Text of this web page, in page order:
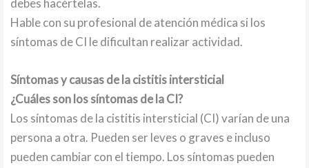
debes hacértelas.
Hable con su profesional de atención médica si los
síntomas de CI le dificultan realizar actividad.
Síntomas y causas de la cistitis intersticial
¿Cuáles son los síntomas de la CI?
Los síntomas de la cistitis intersticial (CI) varían de una
persona a otra. Pueden ser leves o graves e incluso
pueden cambiar con el tiempo. Los síntomas pueden